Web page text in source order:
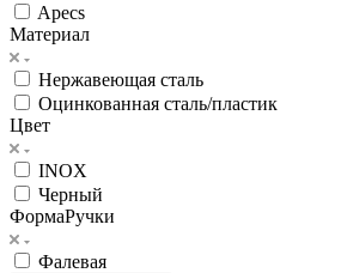
Apecs
Материал
Нержавеющая сталь
Оцинкованная сталь/пластик
Цвет
INOX
Черный
ФормаРучки
Фалевая